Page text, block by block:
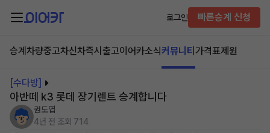
로그인 빠른승계 신청
승계차량중고차신차즉시출고이어카소식커뮤니티 가격표제원
[수다방]
아반떼 k3 롯데 장기렌트 승계합니다
권도엽
4년 전 조회 714